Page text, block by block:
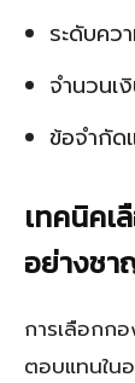
ระดับคว
จำนวนเ
ข้อจำกัด
เทคนิค
อย่างช
การเลือกก
ตอบแทนใน